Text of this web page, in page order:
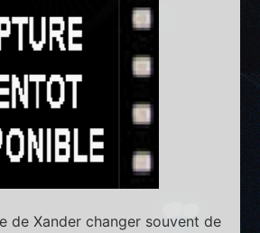
de Xander changer souvent de